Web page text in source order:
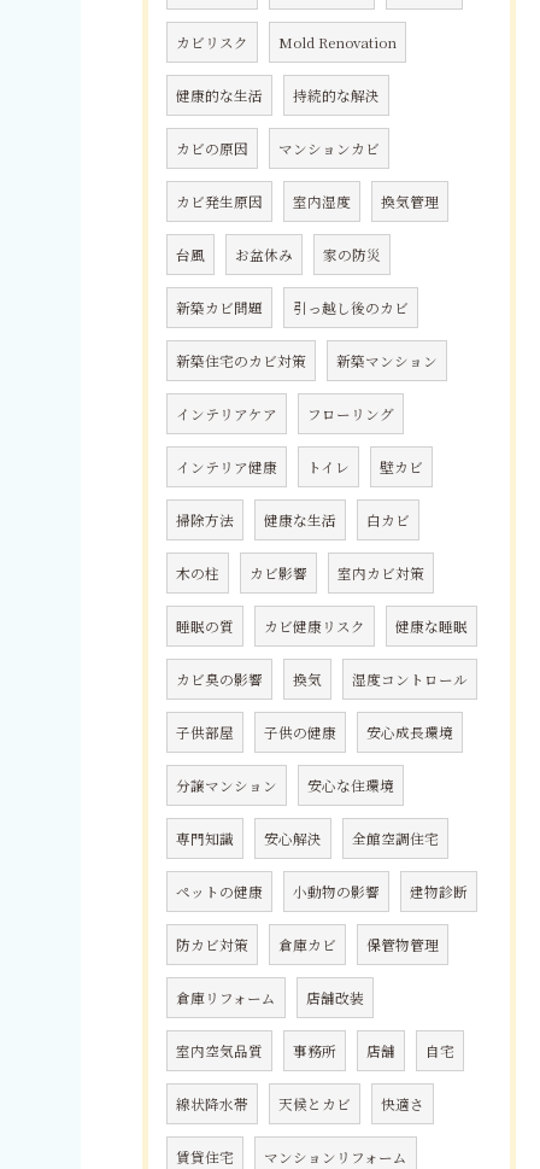
カビリスク Mold Renovation
健康的な生活 持続的な解決
カビの原因 マンションカビ
カビ発生原因 室内湿度 換気管理
台風 お盆休み 家の防災
新築カビ問題 引っ越し後のカビ
新築住宅のカビ対策 新築マンション
インテリアケア フローリング
インテリア健康 トイレ 壁カビ
掃除方法 健康な生活 白カビ
木の柱 カビ影響 室内カビ対策
睡眠の質 カビ健康リスク 健康な睡眠
カビ臭の影響 換気 湿度コントロール
子供部屋 子供の健康 安心成長環境
分譲マンション 安心な住環境
専門知識 安心解決 全館空調住宅
ペットの健康 小動物の影響 建物診断
防カビ対策 倉庫カビ 保管物管理
倉庫リフォーム 店舗改装
室内空気品質 事務所 店舗 自宅
線状降水帯 天候とカビ 快適さ
賃貸住宅 マンションリフォーム